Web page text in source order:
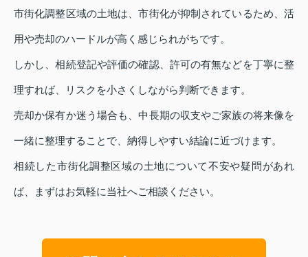
市街化調整区域の土地は、市街化が抑制されているため、活
用や売却のハードルが高く感じられがちです。
しかし、相続登記や評価の確認、許可の有無などを丁寧に整
理すれば、リスクを小さくしながら判断できます。
売却か保有か迷う場合も、中長期の収支やご家族の将来像を
一緒に整理することで、納得しやすい結論に近づけます。
相続した市街化調整区域の土地について不安や疑問があれ
ば、まずはお気軽に当社へご相談ください。